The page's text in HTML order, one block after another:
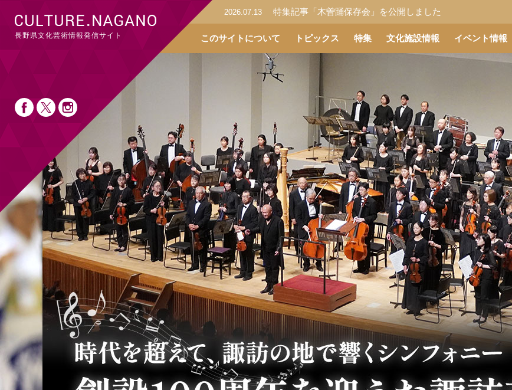
長野県文化芸術情報発信サイト このサイトについて トピックス 特集 文化施設情報 イベント情報